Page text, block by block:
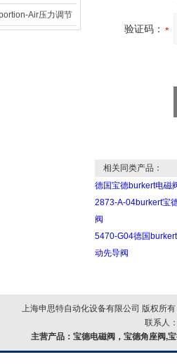
Air压力调节
验证码：
相关同类产品：
德国宝德burkert电磁
2873-A-04burkert宝
阀
5470-G04德国
动先导阀
上海申思特自动化设备有限公司 版权所
联系人
主营产品： 宝德电磁阀，宝德角座阀,